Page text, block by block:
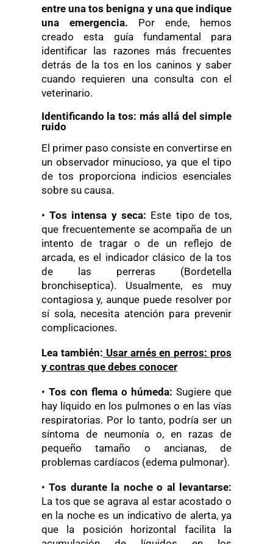
entre una tos benigna y una que indique
una emergencia. Por ende, hemos
creado esta guía fundamental para
identificar las razones más frecuentes
detrás de la tos en los caninos y saber
cuando requieren una consulta con el
veterinario.
Identificando la tos: más allá del simple
ruido
El primer paso consiste en convertirse en
un observador minucioso, ya que el tipo
de tos proporciona indicios esenciales
sobre su causa.
•Tos intensa y seca: Este tipo de tos,
que frecuentemente se acompaña de un
intento de tragar o de un reflejo de
arcada, es el indicador clásico de la tos
de las perreras (Bordetella
bronchiseptica). Usualmente, es muy
contagiosa y, aunque puede resolver por
sí sola, necesita atención para prevenir
complicaciones.
Lea también: Usar arnés en perros: pros
y contras que debes conocer
• Tos con flema o húmeda: Sugiere que
hay líquido en los pulmones o en las vías
respiratorias. Por lo tanto, podría ser un
síntoma de neumonía o, en razas de
pequeño tamaño o ancianas, de
problemas cardíacos (edema pulmonar).
•Tos durante la noche o al levantarse:
La tos que se agrava al estar acostado o
en la noche es un indicativo de alerta, ya
que la posición horizontal facilita la